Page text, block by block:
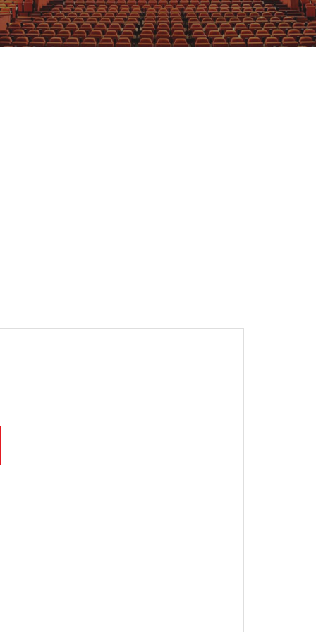
GRAJFKA